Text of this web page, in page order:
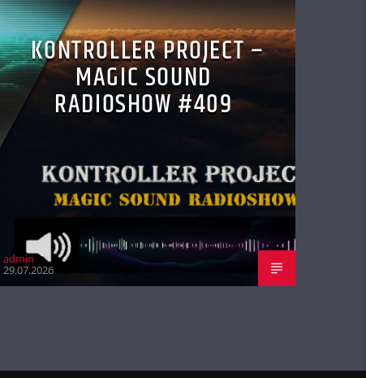
KONTROLLER PROJECT –
MAGIC SOUND
RADIOSHOW #409
admin
29.07.2026